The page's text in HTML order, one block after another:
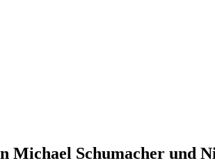
Michael Schumacher und